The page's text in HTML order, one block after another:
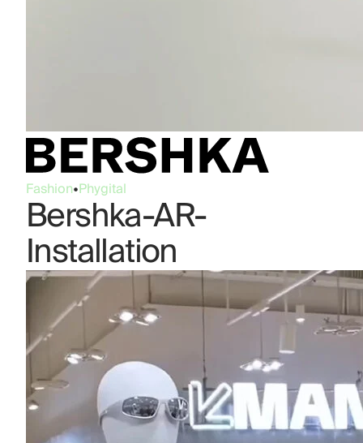
Fashion•Phygital
Bershka-AR-
Installation